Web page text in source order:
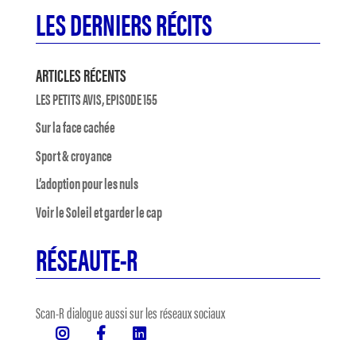
LES DERNIERS RÉCITS
ARTICLES RÉCENTS
LES PETITS AVIS, EPISODE 155
Sur la face cachée
Sport & croyance
L’adoption pour les nuls
Voir le Soleil et garder le cap
RÉSEAUTE-R
Scan-R dialogue aussi sur les réseaux sociaux